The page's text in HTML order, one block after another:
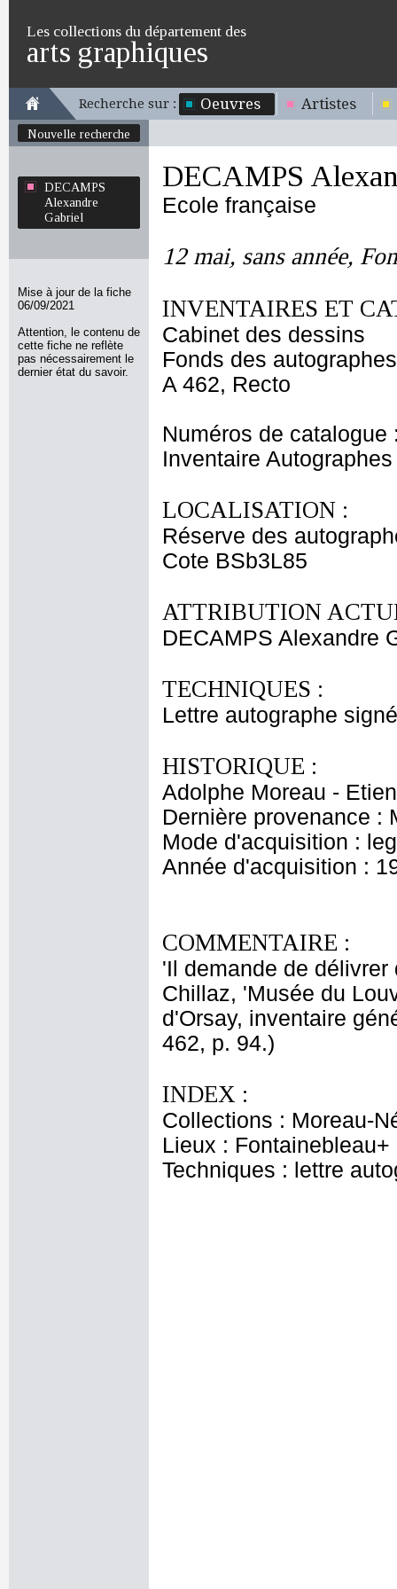
Les collections du département des
arts graphiques
Recherche sur : Oeuvres Artistes
Nouvelle recherche
DECAMPS
Alexandre
Gabriel
Mise à jour de la fiche
06/09/2021
Attention, le contenu de
cette fiche ne reflète
pas nécessairement le
dernier état du savoir.
DECAMPS
Ecole française
12 mai, sans année,
INVENTAIRES ET
Cabinet des dessins
Fonds des autographes
A 462, Recto
Numéros de catalogue
Inventaire
LOCALISATION :
Réserve des
Cote BSb3L85
ATTRIBUTION
DECAMPS Alexandre
TECHNIQUES :
Lettre autographe
HISTORIQUE :
Adolphe Moreau -
Dernière provenance :
Mode d'acquisition :
Année d'acquisition :
COMMENTAIRE :
'Il demande de
Chillaz, 'Musée du
d'Orsay, inventaire
462, p. 94.)
INDEX :
Collections : Moreau-
Lieux : Fontainebleau+
Techniques : lettre